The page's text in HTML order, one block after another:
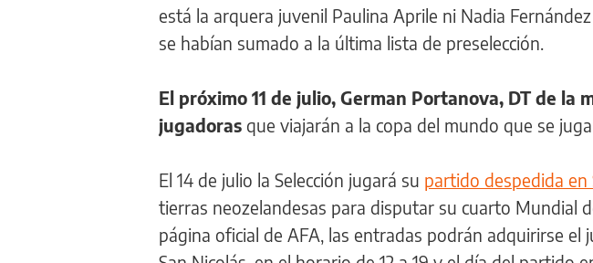
está la arquera juvenil Paulina Aprile ni Nadia
se habían sumado a la última lista de preselección.
El próximo 11 de julio, German Portanova, DT de la
jugadoras que viajarán a la copa del mundo que se
El 14 de julio la Selección jugará su partido despedida en
tierras neozelandesas para disputar su cuarto Mundial
página oficial de AFA, las entradas podrán adquirirse el